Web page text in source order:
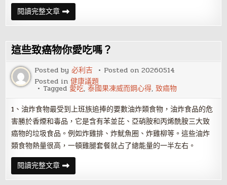
閱讀完整文章SmileDash
成
員
洗
牌
BIDO
強
勢
加
入
三
人
編
制
重
新
出
發
這些致癌物你愛吃嗎？
Posted by必利吉 Posted on20260514
Posted in健康議題
Tagged 愛吃,泰國果凍威而鋼心得,致癌物
1、油炸食物最受到上班族追捧的要數油炸類食物，油炸食品的危
害勝於香煙和毒品，它是含有苯並芘、亞硝胺和丙烯酰胺三大致
癌物的垃圾食品。例如炸雞排、炸魷魚圈、炸雞柳等。這些油炸
類食物熱量很高，一頓雞腿套餐就占了總能量的一半左右。
閱讀完整文章這
些
致